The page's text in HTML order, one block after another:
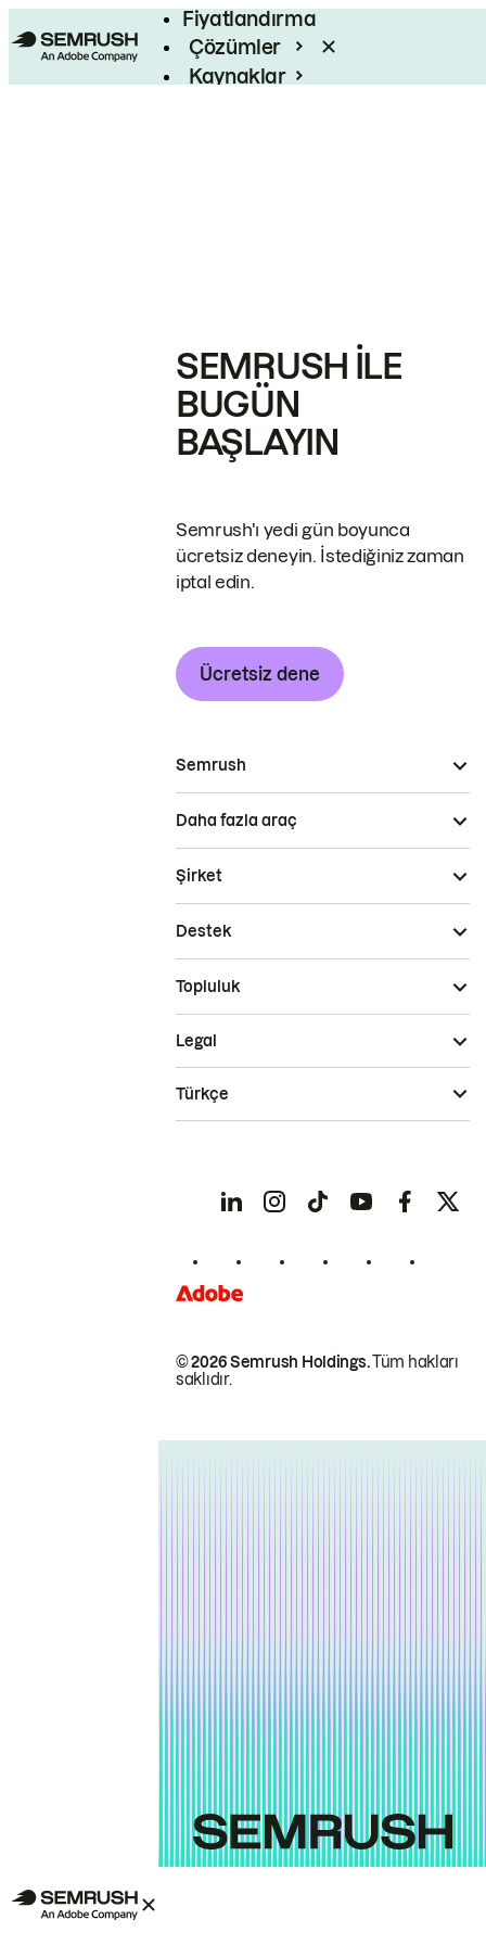
Fiyatlandırma
Çözümler
Kaynaklar
SEMRUSH ILE
BUGÜN
BAŞLAYIN
Semrush'ı yedi gün boyunca
ücretsiz deneyin. İstediğiniz zaman
iptal edin.
Ücretsiz dene
Semrush
Daha fazla araç
Şirket
Destek
Topluluk
© 2026 Semrush Holdings.Tüm hakları
saklıdır.
Legal
Türkçe